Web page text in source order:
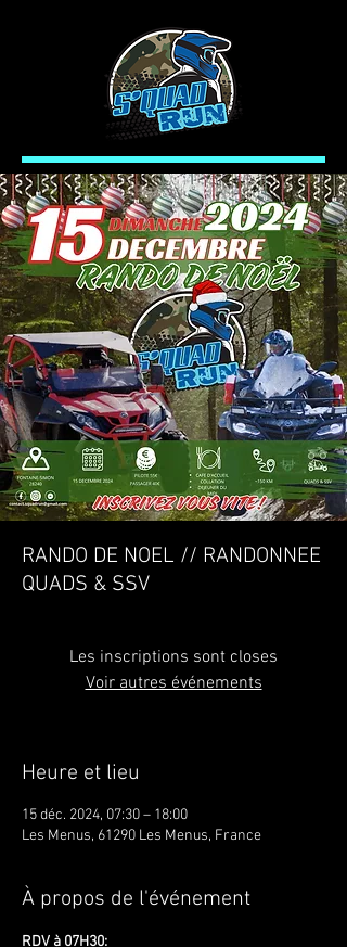
RANDO DE NOEL // RANDONNEE
QUADS & SSV
Les inscriptions sont closes
Voir autres événements
Heure et lieu
15 déc. 2024, 07:30 – 18:00
Les Menus, 61290 Les Menus, France
À propos de l'événement
RDV à 07H30: